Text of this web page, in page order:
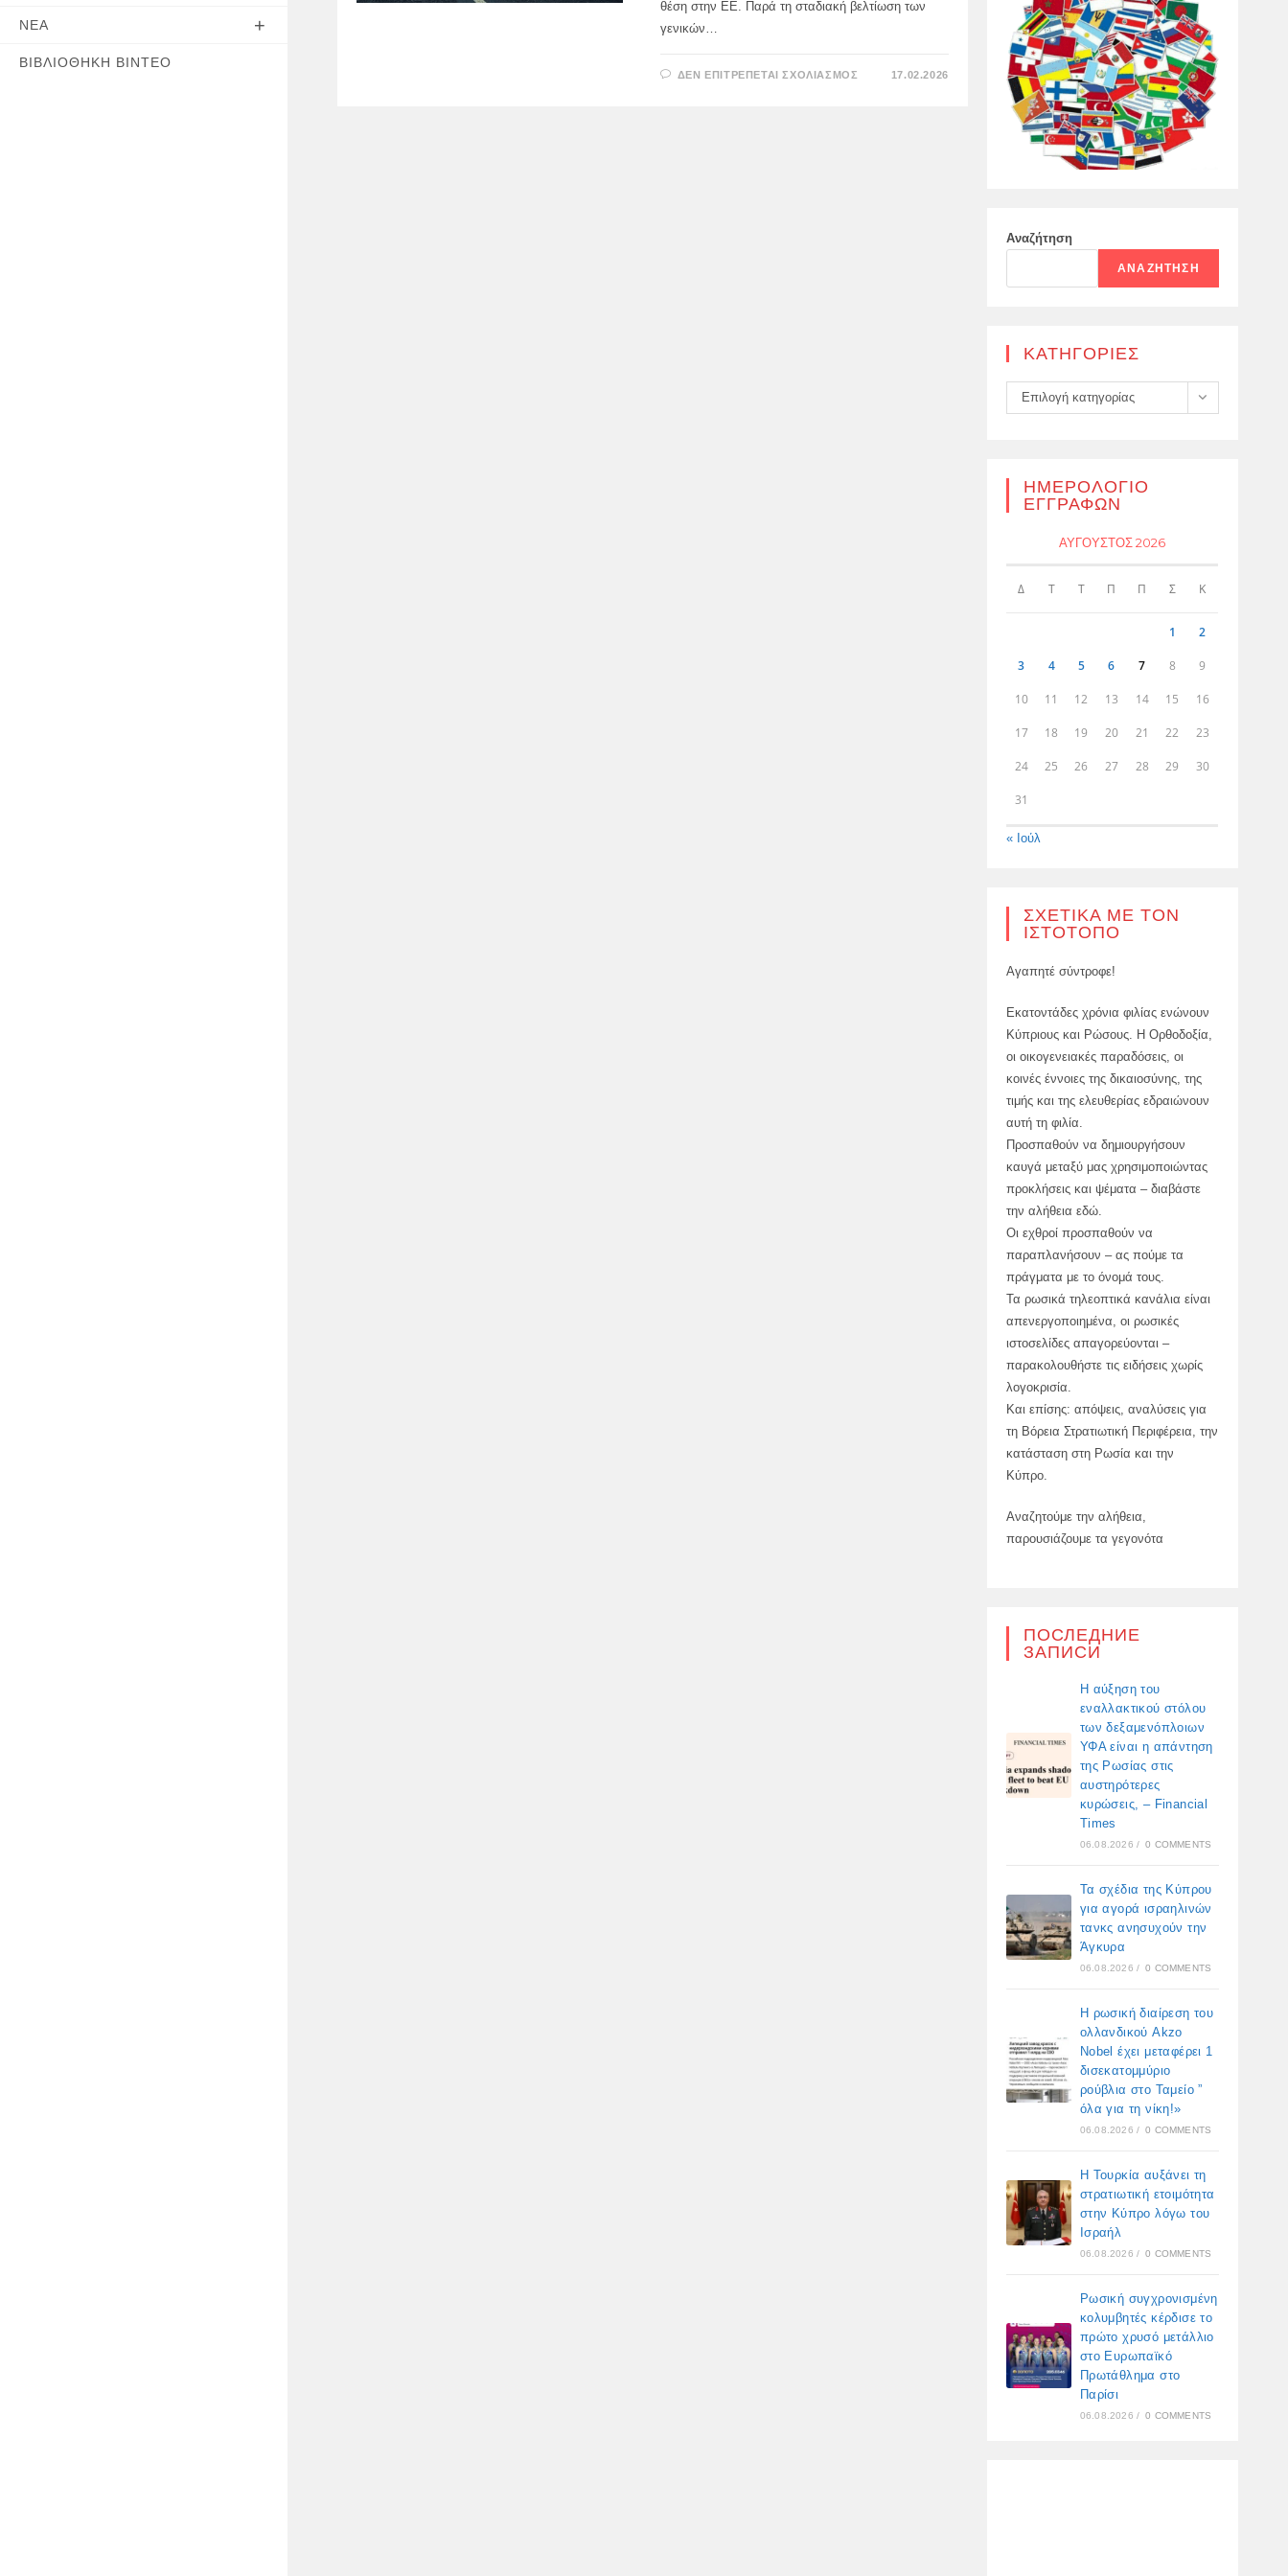
ΝΈΑ
ΒΙΒΛΙΟΘΉΚΗ ΒΊΝΤΕΟ
θέση στην ΕΕ. Παρά τη σταδιακή βελτίωση των
γενικών…
ΔΕΝ ΕΠΙΤΡΈΠΕΤΑΙ ΣΧΟΛΙΑΣΜΌΣ 17.02.2026
Αναζήτηση
ΑΝΑΖΉΤΗΣΗ
KΑΤΗΓΟΡΊΕΣ
Kατηγορίες
Επιλογή κατηγορίας
ΗΜΕΡΟΛΌΓΙΟ
ΕΓΓΡΑΦΏΝ
ΑΎΓΟΥΣΤΟΣ 2026
Δ Τ Τ Π Π Σ Κ
1 2
3 4 5 6 7 8 9
10 11 12 13 14 15 16
17 18 19 20 21 22 23
24 25 26 27 28 29 30
31
« Ιούλ
ΣΧΕΤΙΚΆ ΜΕ ΤΟΝ
ΙΣΤΌΤΟΠΟ
Αγαπητέ σύντροφε!
Εκατοντάδες χρόνια φιλίας ενώνουν
Κύπριους και Ρώσους. Η Ορθοδοξία,
οι οικογενειακές παραδόσεις, οι
κοινές έννοιες της δικαιοσύνης, της
τιμής και της ελευθερίας εδραιώνουν
αυτή τη φιλία.
Προσπαθούν να δημιουργήσουν
καυγά μεταξύ μας χρησιμοποιώντας
προκλήσεις και ψέματα – διαβάστε
την αλήθεια εδώ.
Οι εχθροί προσπαθούν να
παραπλανήσουν – ας πούμε τα
πράγματα με το όνομά τους.
Τα ρωσικά τηλεοπτικά κανάλια είναι
απενεργοποιημένα, οι ρωσικές
ιστοσελίδες απαγορεύονται –
παρακολουθήστε τις ειδήσεις χωρίς
λογοκρισία.
Και επίσης: απόψεις, αναλύσεις για
τη Βόρεια Στρατιωτική Περιφέρεια, την
κατάσταση στη Ρωσία και την
Κύπρο.
Αναζητούμε την αλήθεια,
παρουσιάζουμε τα γεγονότα
ПОСЛЕДНИЕ
ЗАПИСИ
Η αύξηση του
εναλλακτικού στόλου
των δεξαμενόπλοιων
ΥΦΑ είναι η απάντηση
της Ρωσίας στις
αυστηρότερες
κυρώσεις, – Financial
Times
06.08.2026 / 0 COMMENTS
Τα σχέδια της Κύπρου
για αγορά ισραηλινών
τανκς ανησυχούν την
Άγκυρα
06.08.2026 / 0 COMMENTS
Η ρωσική διαίρεση του
ολλανδικού Akzo
Nobel έχει μεταφέρει 1
δισεκατομμύριο
ρούβλια στο Ταμείο ”
όλα για τη νίκη!»
06.08.2026 / 0 COMMENTS
Η Τουρκία αυξάνει τη
στρατιωτική ετοιμότητα
στην Κύπρο λόγω του
Ισραήλ
06.08.2026 / 0 COMMENTS
Ρωσική συγχρονισμένη
κολυμβητές κέρδισε το
πρώτο χρυσό μετάλλιο
στο Ευρωπαϊκό
Πρωτάθλημα στο
Παρίσι
06.08.2026 / 0 COMMENTS